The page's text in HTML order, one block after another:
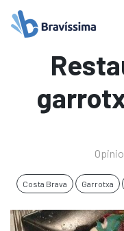
Costa Brava Garrotxa